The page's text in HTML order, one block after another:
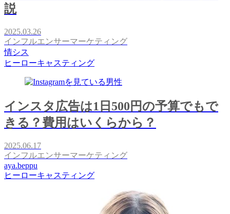
説
2025.03.26
インフルエンサーマーケティング
情シス
ヒーローキャスティング
インスタ広告は1日500円の予算でもで
きる？費用はいくらから？
2025.06.17
インフルエンサーマーケティング
aya.beppu
ヒーローキャスティング